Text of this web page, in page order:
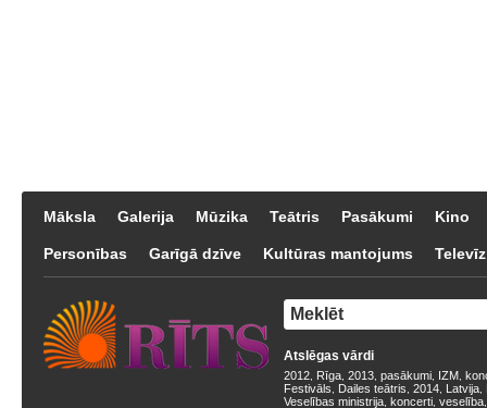
Māksla Galerija Mūzika Teātris Pasākumi Kino
Personības Garīgā dzīve Kultūras mantojums
Atslēgas vārdi
2012 Rīga 2013 pasākumi IZM
Festivāls
Dailes teātris 2014 Latvija
Veselības ministrija koncerti veselība